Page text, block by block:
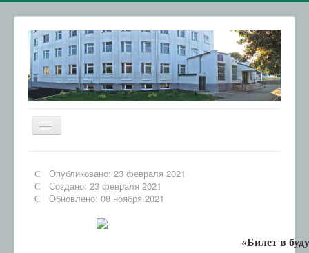
Включить/
выключить
Сведения об образовательной организации
Абитуриентам
Обратная связь
Опубликовано: 23 февраля 2021
Создано: 23 февраля 2021
Обновлено: 08 ноября 2021
«Билет в